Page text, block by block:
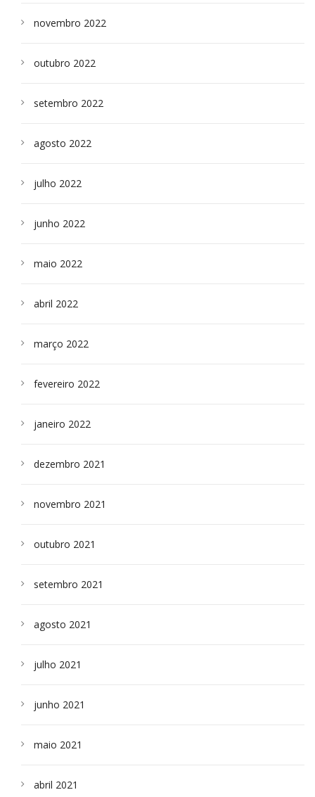
novembro 2022
outubro 2022
setembro 2022
agosto 2022
julho 2022
junho 2022
maio 2022
abril 2022
março 2022
fevereiro 2022
janeiro 2022
dezembro 2021
novembro 2021
outubro 2021
setembro 2021
agosto 2021
julho 2021
junho 2021
maio 2021
abril 2021